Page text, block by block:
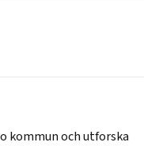
kommunoch utforska